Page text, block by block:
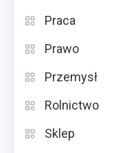
Praca
Prawo
Przemysł
Rolnictwo
Sklep